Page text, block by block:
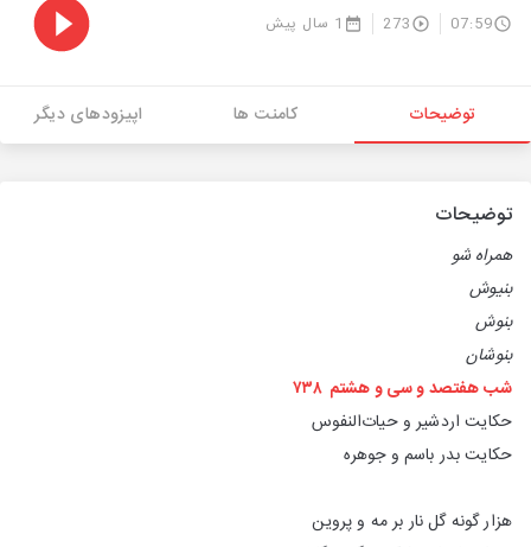
07:59
273 1 سال پیش
توضیحات کامنت ها اپیزودهای دیگر
توضیحات
همراه‌ شو
بنیوش
بنوش
بنوشان
شب هفتصد و سی‌ و‌ هشتم ۷۳۸
حکایت اردشیر و حیات‌النفوس
حکایت بدر باسم و جوهره
هزار گونه گل نار بر مه و پروین